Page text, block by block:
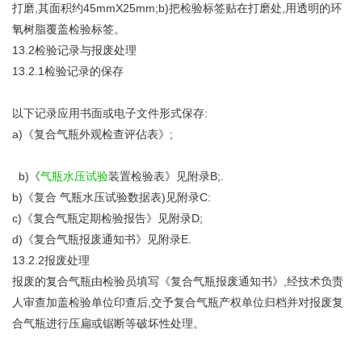
打磨,其面积约45mmX25mm;b)把检验标签贴在打磨处,用透明的环
氧树脂覆盖检验标签。
13.2检验记录与报废处理
13.2.1检验记录的保存
以下记录应用书面或电子文件形式保存:
a)《复合气瓶外观检查评佔表》;
b)《气瓶水压试验装置检验表》见附录B;.
b)《复合 气瓶水压试验数据表)见附录C:
c)《复合气瓶定期检验报告》见附录D;
d)《复合气瓶报废通知书》见附录E.
13.2.2报废处理
报废的复合气瓶由检验员填写《复合气瓶报废通知书》,经技术负责
人审查加盖检验单位印查后,交予复合气瓶产权单位归档并对报废复
合气瓶进行压扁或锯断等破坏性处理。